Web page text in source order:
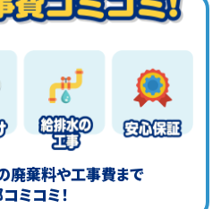
廃棄料や工事費まで
ミコミ！